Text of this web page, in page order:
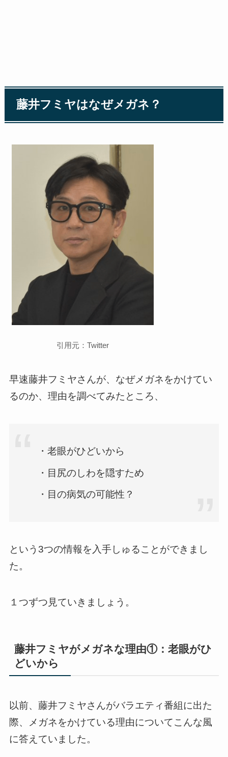
藤井フミヤはなぜメガネ？
引用元：Twitter
早速藤井フミヤさんが、なぜメガネをかけてい
るのか、理由を調べてみたところ、
・老眼がひどいから
・目尻のしわを隠すため
・目の病気の可能性？
という3つの情報を入手しゅることができまし
た。
１つずつ見ていきましょう。
藤井フミヤがメガネな理由①：老眼がひ
どいから
以前、藤井フミヤさんがバラエティ番組に出た
際、メガネをかけている理由についてこんな風
に答えていました。